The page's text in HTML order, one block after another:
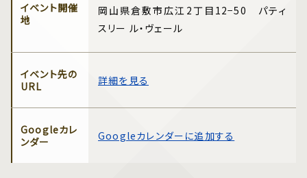
イベント開催
地
岡山県倉敷市広江2丁目12−50 パティ
スリー ル・ヴェール
イベント先の
URL
詳細を見る
Googleカレ
ンダー
Googleカレンダーに追加する